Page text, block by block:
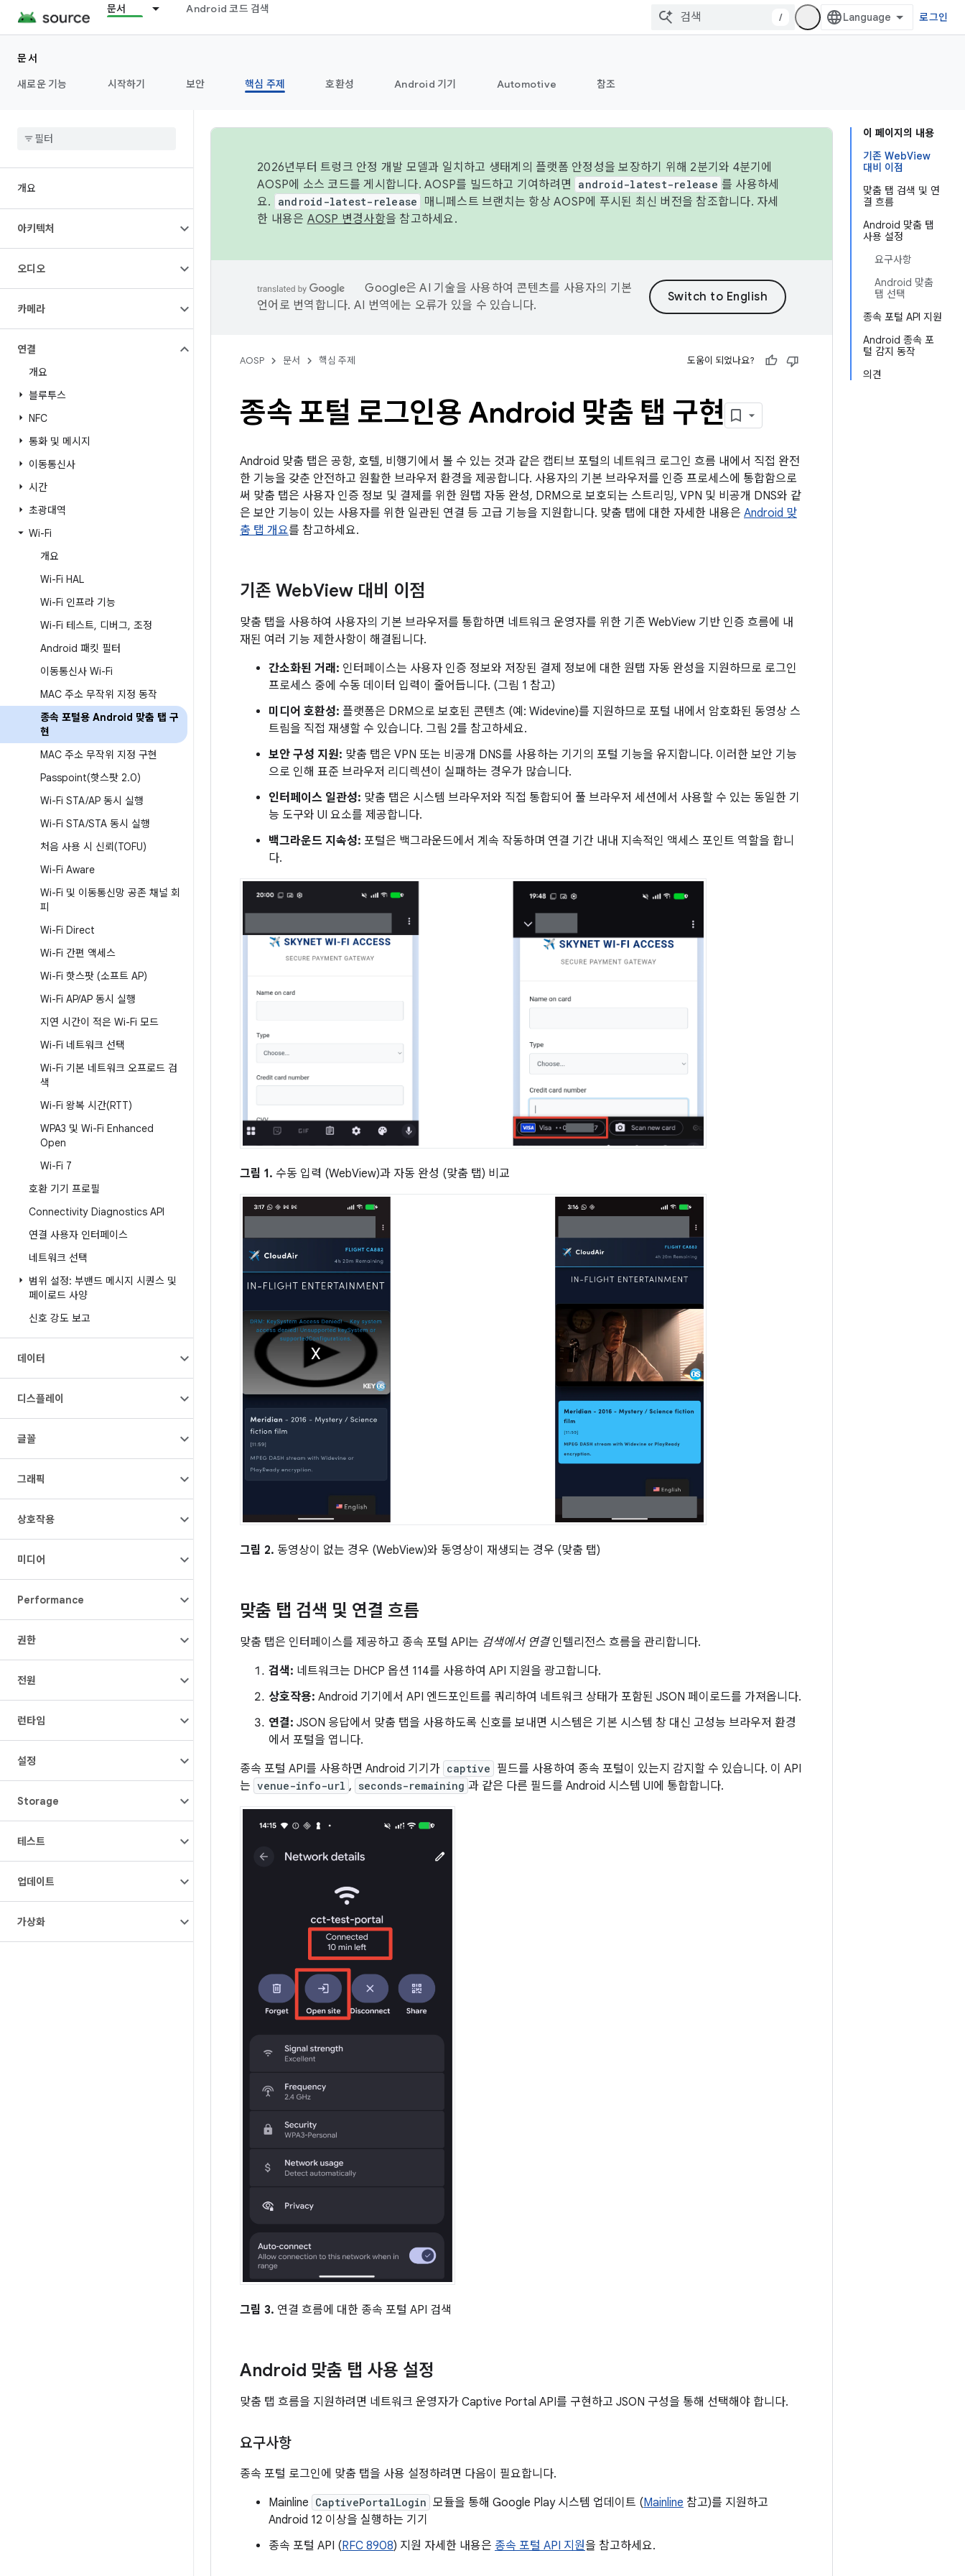
문서 Android 코드 검색
/ 로그인
문서
새로운 기능
시작하기 보안 핵심 주제 호환성 Android 기기 Automotive 참조
개요
아키텍처
오디오
카메라
연결
개요
블루투스
NFC
통화 및 메시지
이동통신사
시간
초광대역
Wi-Fi
개요
Wi-Fi HAL
Wi-Fi 인프라 기능
Wi-Fi 테스트, 디버그, 조정
Android 패킷 필터
이동통신사 Wi-Fi
MAC 주소 무작위 지정 동작
종속 포털용 Android 맞춤 탭 구
현
MAC 주소 무작위 지정 구현
Passpoint(핫스팟 2.0)
Wi-Fi STA/AP 동시 실행
Wi-Fi STA/STA 동시 실행
처음 사용 시 신뢰(TOFU)
Wi-Fi Aware
Wi-Fi 및 이동통신망 공존 채널 회
피
Wi-Fi Direct
Wi-Fi 간편 액세스
Wi-Fi 핫스팟 (소프트 AP)
Wi-Fi AP/AP 동시 실행
지연 시간이 적은 Wi-Fi 모드
Wi-Fi 네트워크 선택
Wi-Fi 기본 네트워크 오프로드 검
색
Wi-Fi 왕복 시간(RTT)
WPA3 및 Wi-Fi Enhanced
Open
Wi-Fi 7
호환 기기 프로필
Connectivity Diagnostics API
연결 사용자 인터페이스
네트워크 선택
범위 설정: 부밴드 메시지 시퀀스 및
페이로드 사양
신호 강도 보고
데이터
디스플레이
글꼴
그래픽
상호작용
미디어
Performance
권한
전원
런타임
설정
Storage
테스트
업데이트
가상화
이 페이지의 내용
기존 WebView
대비 이점
맞춤 탭 검색 및 연
결 흐름
Android 맞춤 탭
사용 설정
요구사항
Android 맞춤
탭 선택
종속 포털 API 지원
Android 종속 포
털 감지 동작
의견
2026년부터 트렁크 안정 개발 모델과 일치하고 생태계의 플랫폼 안정성을 보장하기 위해 2분기와 4분기에
AOSP에 소스 코드를 게시합니다. AOSP를 빌드하고 기여하려면
android-latest-release 를 사용하세
요.
android-latest-release
매니페스트 브랜치는 항상 AOSP에 푸시된 최신 버전을 참조합니다. 자세
한 내용은 AOSP 변경사항을 참고하세요.
Google은 AI 기술을 사용하여 콘텐츠를 사용자의 기본
언어로 번역합니다. AI 번역에는 오류가 있을 수 있습니다.
AOSP 문서 핵심 주제 도움이 되었나요?
종속 포털 로그인용 Android 맞춤 탭 구현
Android 맞춤 탭은 공항, 호텔, 비행기에서 볼 수 있는 것과 같은 캡티브 포털의 네트워크 로그인 흐름 내에서 직접 완전
한 기능을 갖춘 안전하고 원활한 브라우저 환경을 제공합니다. 사용자의 기본 브라우저를 인증 프로세스에 통합함으로
써 맞춤 탭은 사용자 인증 정보 및 결제를 위한 원탭 자동 완성, DRM으로 보호되는 스트리밍, VPN 및 비공개 DNS와 같
은 보안 기능이 있는 사용자를 위한 일관된 연결 등 고급 기능을 지원합니다. 맞춤 탭에 대한 자세한 내용은 Android 맞
춤 탭 개요를 참고하세요.
기존 WebView 대비 이점
맞춤 탭을 사용하여 사용자의 기본 브라우저를 통합하면 네트워크 운영자를 위한 기존 WebView 기반 인증 흐름에 내
재된 여러 기능 제한사항이 해결됩니다.
간소화된 거래: 인터페이스는 사용자 인증 정보와 저장된 결제 정보에 대한 원탭 자동 완성을 지원하므로 로그인
프로세스 중에 수동 데이터 입력이 줄어듭니다. (그림 1 참고)
미디어 호환성: 플랫폼은 DRM으로 보호된 콘텐츠 (예: Widevine)를 지원하므로 포털 내에서 암호화된 동영상 스
트림을 직접 재생할 수 있습니다. 그림 2를 참고하세요.
보안 구성 지원: 맞춤 탭은 VPN 또는 비공개 DNS를 사용하는 기기의 포털 기능을 유지합니다. 이러한 보안 기능
으로 인해 표준 브라우저 리디렉션이 실패하는 경우가 많습니다.
인터페이스 일관성: 맞춤 탭은 시스템 브라우저와 직접 통합되어 풀 브라우저 세션에서 사용할 수 있는 동일한 기
능 도구와 UI 요소를 제공합니다.
백그라운드 지속성: 포털은 백그라운드에서 계속 작동하며 연결 기간 내내 지속적인 액세스 포인트 역할을 합니
다.
그림 1. 수동 입력 (WebView)과 자동 완성 (맞춤 탭) 비교
그림 2. 동영상이 없는 경우 (WebView)와 동영상이 재생되는 경우 (맞춤 탭)
맞춤 탭 검색 및 연결 흐름
맞춤 탭은 인터페이스를 제공하고 종속 포털 API는 검색에서 연결인텔리전스 흐름을 관리합니다.
검색: 네트워크는 DHCP 옵션 114를 사용하여 API 지원을 광고합니다.
상호작용: Android 기기에서 API 엔드포인트를 쿼리하여 네트워크 상태가 포함된 JSON 페이로드를 가져옵니다.
연결: JSON 응답에서 맞춤 탭을 사용하도록 신호를 보내면 시스템은 기본 시스템 창 대신 고성능 브라우저 환경
에서 포털을 엽니다.
종속 포털 API를 사용하면 Android 기기가 captive 필드를 사용하여 종속 포털이 있는지 감지할 수 있습니다. 이 API
는 venue-info-url , seconds-remaining 과 같은 다른 필드를 Android 시스템 UI에 통합합니다.
그림 3. 연결 흐름에 대한 종속 포털 API 검색
Android 맞춤 탭 사용 설정
맞춤 탭 흐름을 지원하려면 네트워크 운영자가 Captive Portal API를 구현하고 JSON 구성을 통해 선택해야 합니다.
요구사항
종속 포털 로그인에 맞춤 탭을 사용 설정하려면 다음이 필요합니다.
Mainline CaptivePortalLogin 모듈을 통해 Google Play 시스템 업데이트 (Mainline 참고)를 지원하고
Android 12 이상을 실행하는 기기
종속 포털 API (RFC 8908) 지원 자세한 내용은 종속 포털 API 지원을 참고하세요.